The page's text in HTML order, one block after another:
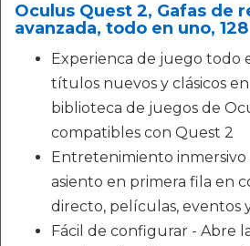
Oculus Quest 2, Gafas de
avanzada, todo en uno, 128
Experienca de juego todo
títulos nuevos y clásicos
biblioteca de juegos de
compatibles con Quest 2
Entretenimiento inmersivo
asiento en primera fila en
directo, películas, eventos
Fácil de configurar - Abre